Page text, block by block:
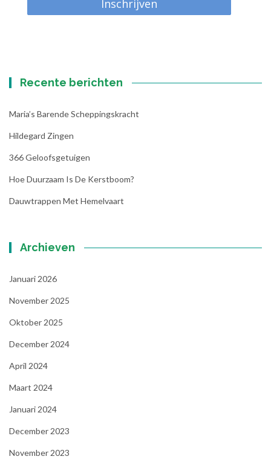
Inschrijven
Recente berichten
Maria’s Barende Scheppingskracht
Hildegard Zingen
366 Geloofsgetuigen
Hoe Duurzaam Is De Kerstboom?
Dauwtrappen Met Hemelvaart
Archieven
Januari 2026
November 2025
Oktober 2025
December 2024
April 2024
Maart 2024
Januari 2024
December 2023
November 2023